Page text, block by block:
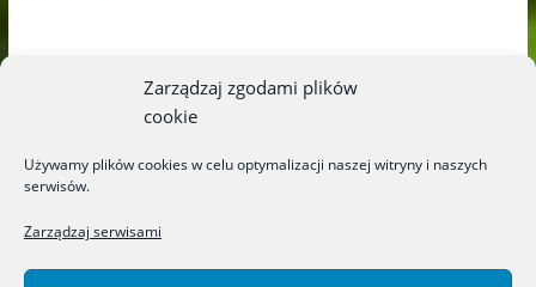
Zarządzaj zgodami plików
cookie
Używamy plików cookies w celu optymalizacji naszej witryny i naszych
serwisów.
Zarządzaj serwisami